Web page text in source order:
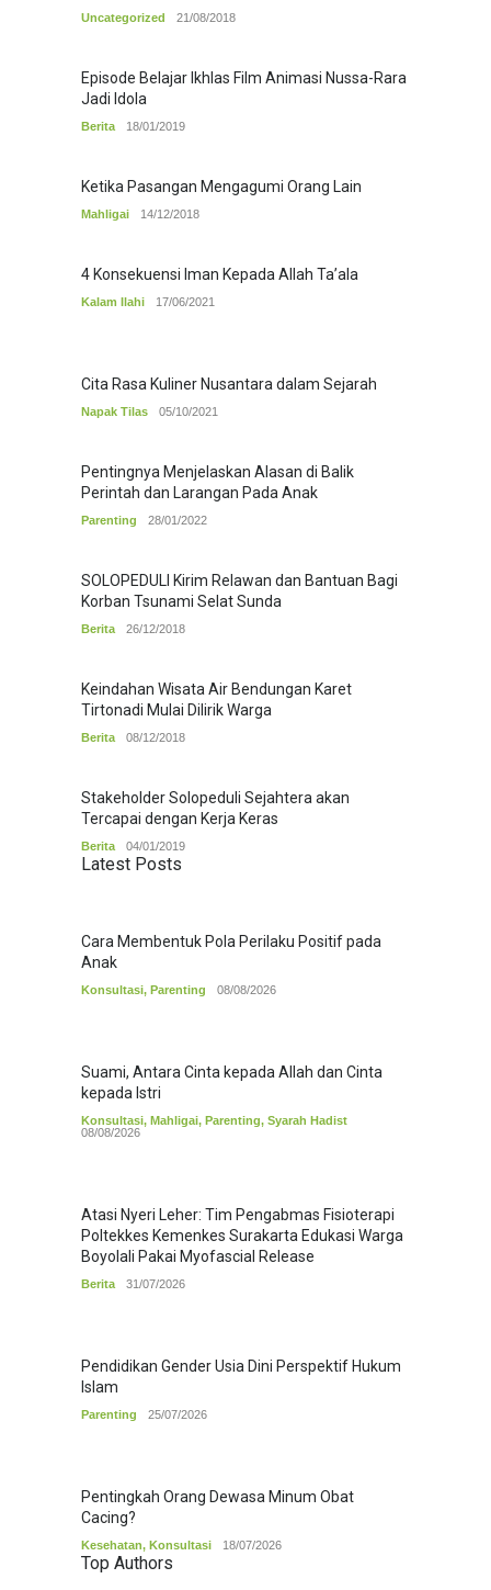
Uncategorized 21/08/2018
Episode Belajar Ikhlas Film Animasi Nussa-Rara
Jadi Idola
Berita 18/01/2019
Ketika Pasangan Mengagumi Orang Lain
Mahligai 14/12/2018
4 Konsekuensi Iman Kepada Allah Ta’ala
Kalam Ilahi 17/06/2021
Cita Rasa Kuliner Nusantara dalam Sejarah
Napak Tilas 05/10/2021
Pentingnya Menjelaskan Alasan di Balik
Perintah dan Larangan Pada Anak
Parenting 28/01/2022
SOLOPEDULI Kirim Relawan dan Bantuan Bagi
Korban Tsunami Selat Sunda
Berita 26/12/2018
Keindahan Wisata Air Bendungan Karet
Tirtonadi Mulai Dilirik Warga
Berita 08/12/2018
Stakeholder Solopeduli Sejahtera akan
Tercapai dengan Kerja Keras
Berita 04/01/2019
Latest Posts
Cara Membentuk Pola Perilaku Positif pada
Anak
Konsultasi, Parenting 08/08/2026
Suami, Antara Cinta kepada Allah dan Cinta
kepada Istri
Konsultasi, Mahligai, Parenting, Syarah Hadist
08/08/2026
Atasi Nyeri Leher: Tim Pengabmas Fisioterapi
Poltekkes Kemenkes Surakarta Edukasi Warga
Boyolali Pakai Myofascial Release
Berita 31/07/2026
Pendidikan Gender Usia Dini Perspektif Hukum
Islam
Parenting 25/07/2026
Pentingkah Orang Dewasa Minum Obat
Cacing?
Kesehatan, Konsultasi 18/07/2026
Top Authors